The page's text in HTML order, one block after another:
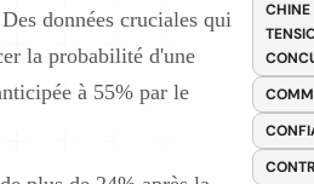
données cruciales qui
la probabilité d'une
à 55% par le
CHINE